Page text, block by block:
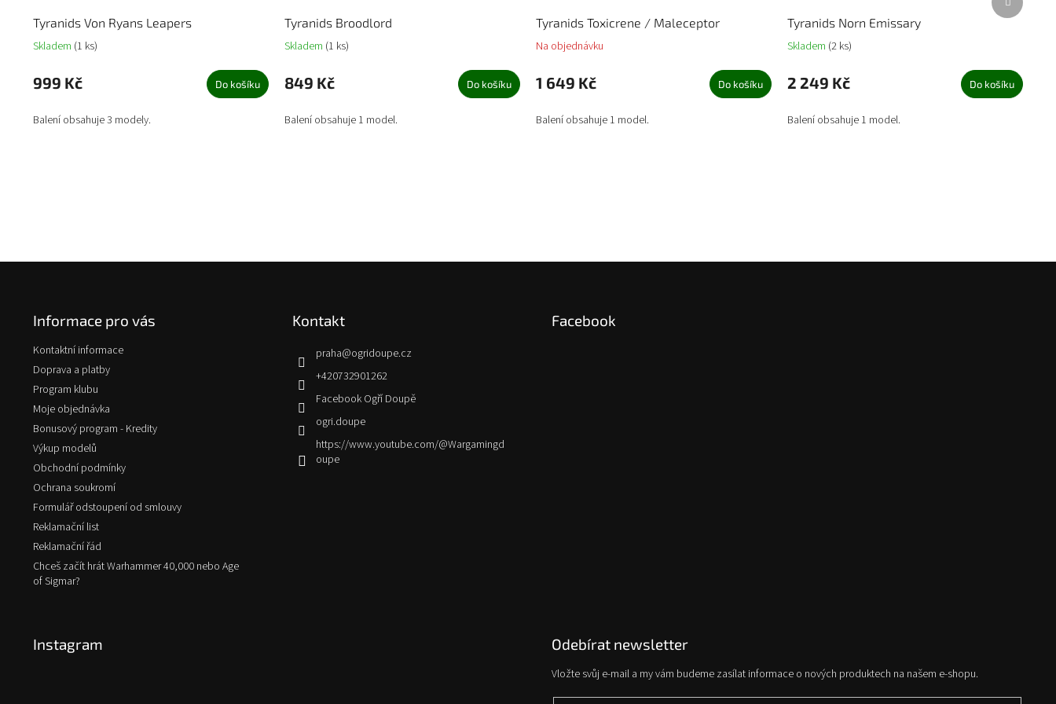
Tyranids Von Ryans Leapers
Skladem (1 ks)
999 Kč Do košíku
Balení obsahuje 3 modely.
Tyranids Broodlord
Skladem (1 ks)
849 Kč Do košíku
Balení obsahuje 1 model.
Tyranids Toxicrene / Maleceptor
Na objednávku
1 649 Kč Do košíku
Balení obsahuje 1 model.
Tyranids Norn Emissary
Skladem (2 ks)
2 249 Kč Do košíku
Balení obsahuje 1 model.
produkt
Informace pro vás
Kontaktní informace
Doprava a platby
Program klubu
Moje objednávka
Bonusový program - Kredity
Výkup modelů
Obchodní podmínky
Ochrana soukromí
Formulář odstoupení od smlouvy
Reklamační list
Reklamační řád
Chceš začít hrát Warhammer 40,000 nebo Age
of Sigmar?
Kontakt
praha@ogridoupe.cz
+420732901262
Facebook Ogří Doupě
ogri.doupe
https://www.youtube.com/@Wargamingd
oupe
Facebook
Instagram Odebírat newsletter
Vložte svůj e-mail a my vám budeme zasílat informace o nových produktech na našem e-shopu.